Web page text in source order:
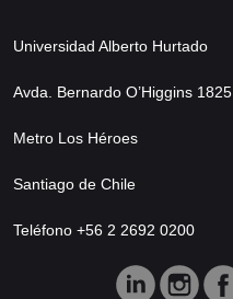
Universidad Alberto Hurtado
Avda. Bernardo O’Higgins 1825
Metro Los Héroes
Santiago de Chile
Teléfono +56 2 2692 0200